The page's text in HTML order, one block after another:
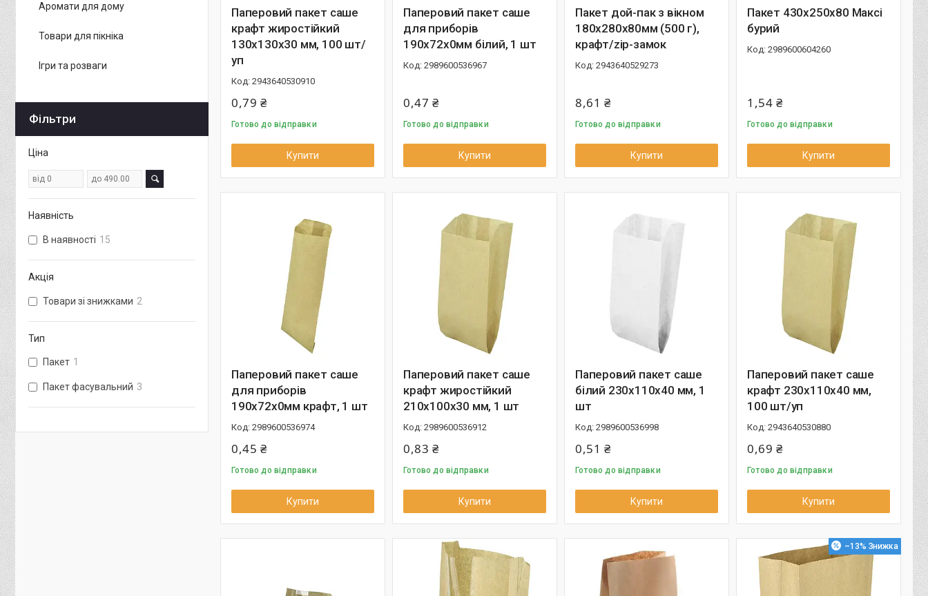
Паперовий пакет саше
крафт жиростійкий
130х130х30 мм, 100 шт/
уп
2943640530910
0,79 ₴
Готово до відправки
Купити
Паперовий пакет саше
для приборів
190х72х0мм білий, 1 шт
2989600536967
0,47 ₴
Готово до відправки
Купити
Пакет дой-пак з вікном
180х280х80мм (500 г),
крафт/zip-замок
2943640529273
8,61 ₴
Готово до відправки
Купити
Пакет 430х250х80 Максі
бурий
2989600604260
1,54 ₴
Готово до відправки
Купити
Паперовий пакет саше
для приборів
190х72х0мм крафт, 1 шт
2989600536974
0,45 ₴
Готово до відправки
Купити
Паперовий пакет саше
крафт жиростійкий
210х100х30 мм, 1 шт
2989600536912
0,83 ₴
Готово до відправки
Купити
Паперовий пакет саше
білий 230х110х40 мм, 1
шт
2989600536998
0,51 ₴
Готово до відправки
Купити
Паперовий пакет саше
крафт 230х110х40 мм,
100 шт/уп
2943640530880
0,69 ₴
Готово до відправки
Купити
–13%
Аромати для дому
Товари для пікніка
Ігри та розваги
Фільтри
Ціна
Наявність
В наявності 15
Акція
Товари зі знижками 2
Тип
Пакет 1
Пакет фасувальний 3